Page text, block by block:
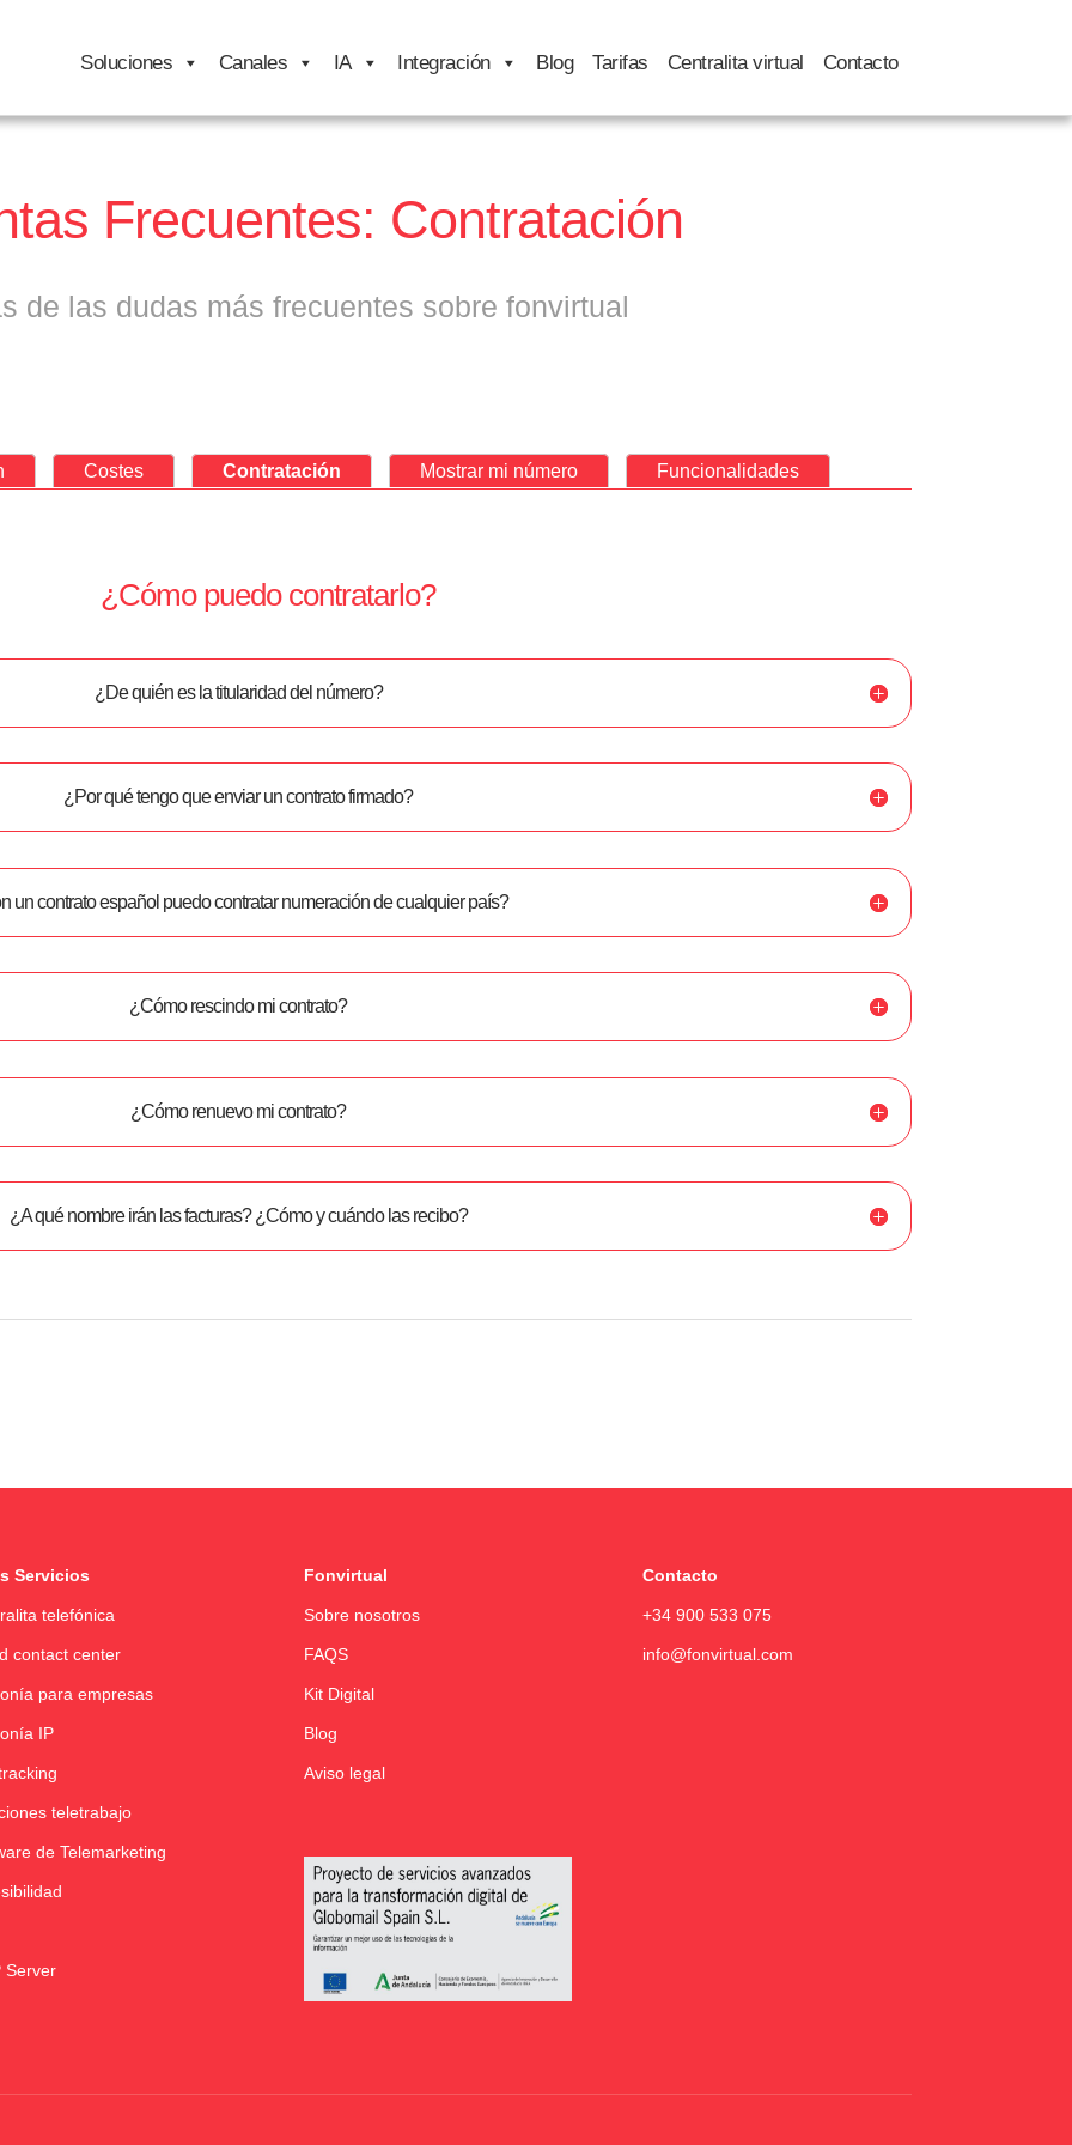
Soluciones Canales IA Integración Blog Tarifas Centralita virtual Contacto
Frecuentes: Contratación
de las dudas más frecuentes sobre fonvirtual
Costes Contratación Mostrar mi número Funcionalidades
¿Cómo puedo contratarlo?
¿De quién es la titularidad del número?
¿Por qué tengo que enviar un contrato firmado?
un contrato español puedo contratar numeración de cualquier país?
¿Cómo rescindo mi contrato?
¿Cómo renuevo mi contrato?
¿A qué nombre irán las facturas? ¿Cómo y cuándo las recibo?
Servicios
telefónica
contact center
para empresas
IP
teletrabajo
de Telemarketing
Server
Fonvirtual
Sobre nosotros
FAQS
Kit Digital
Blog
Aviso legal
Contacto
+34 900 533 075
info@fonvirtual.com